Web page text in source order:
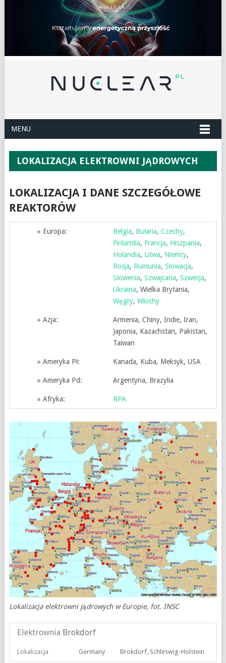
MENU
LOKALIZACJA ELEKTROWNI JĄDROWYCH
LOKALIZACJA I DANE SZCZEGÓŁOWE
REAKTORÓW
» Europa: Belgia, Bułaria, Czechy,
Finlandia, Francja, Hiszpania,
Holandia, Litwa, Niemcy,
Rosja, Rumunia, Słowacja,
Słowenia, Szwajcaria, Szwecja,
Ukraina, Wielka Brytania,
Węgry, Włochy
» Azja:
Armenia, Chiny, Indie, Iran,
Japonia, Kazachstan, Pakistan,
Taiwan
» Ameryka Pł: Kanada, Kuba, Meksyk, USA
» Ameryka Pd: Argentyna, Brazylia
» Afryka: RPA
Lokalizacja elektrowni jądrowych w Europie, fot. INSC
Elektrownia Brokdorf
Lokalizacja Germany Brokdorf, Schleswig-Holstein